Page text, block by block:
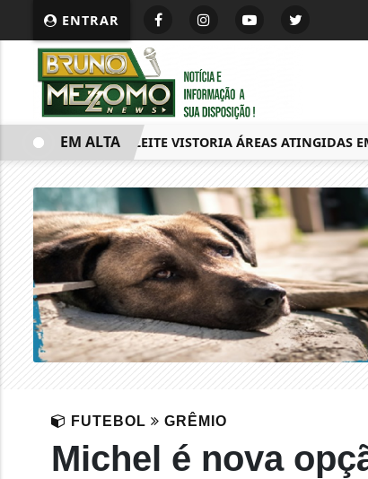
ENTRAR
EDUARDO LEITE VISTORIA ÁREAS ATINGIDAS EM
EM ALTA
FUTEBOL GRÊMIO
Michel é nova